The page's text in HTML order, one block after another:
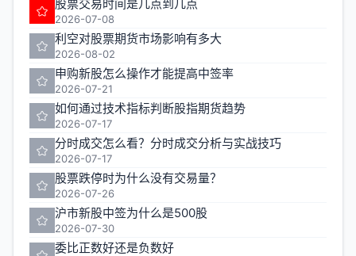
股票交易时间是几点到几点
2026-07-08
利空对股票期货市场影响有多大
2026-08-02
申购新股怎么操作才能提高中签率
2026-07-21
如何通过技术指标判断股指期货趋势
2026-07-17
分时成交怎么看？分时成交分析与实战技巧
2026-07-17
股票跌停时为什么没有交易量？
2026-07-26
沪市新股中签为什么是500股
2026-07-30
委比正数好还是负数好